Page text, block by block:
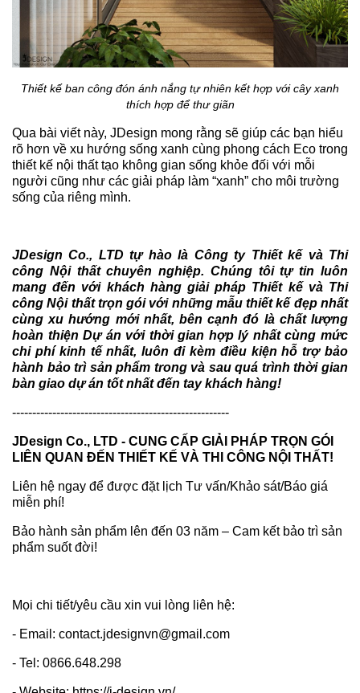
Thiết kế ban công đón ánh nắng tự nhiên kết hợp với cây xanh
thích hợp để thư giãn
Qua bài viết này, JDesign mong rằng sẽ giúp các bạn hiểu
rõ hơn về xu hướng sống xanh cùng phong cách Eco trong
thiết kế nội thất tạo không gian sống khỏe đối với mỗi
người cũng như các giải pháp làm “xanh” cho môi trường
sống của riêng mình.
JDesign Co., LTD tự hào là Công ty Thiết kế và Thi
công Nội thất chuyên nghiệp. Chúng tôi tự tin luôn
mang đến với khách hàng giải pháp Thiết kế và Thi
công Nội thất trọn gói với những mẫu thiết kế đẹp nhất
cùng xu hướng mới nhất, bên cạnh đó là chất lượng
hoàn thiện Dự án với thời gian hợp lý nhất cùng mức
chi phí kinh tế nhất, luôn đi kèm điều kiện hỗ trợ bảo
hành bảo trì sản phẩm trong và sau quá trình thời gian
bàn giao dự án tốt nhất đến tay khách hàng!
------------------------------------------------------
JDesign Co., LTD - CUNG CẤP GIẢI PHÁP TRỌN GÓI
LIÊN QUAN ĐẾN THIẾT KẾ VÀ THI CÔNG NỘI THẤT!
Liên hệ ngay để được đặt lịch Tư vấn/Khảo sát/Báo giá
miễn phí!
Bảo hành sản phẩm lên đến 03 năm – Cam kết bảo trì sản
phẩm suốt đời!
Mọi chi tiết/yêu cầu xin vui lòng liên hệ:
- Email: contact.jdesignvn@gmail.com
- Tel: 0866.648.298